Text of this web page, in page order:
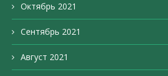
Октябрь 2021
Сентябрь 2021
Август 2021